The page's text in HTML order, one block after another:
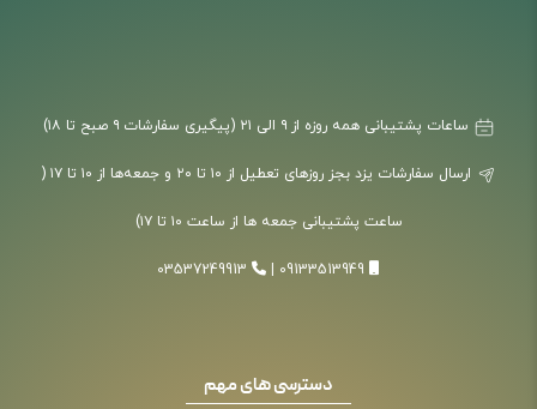
ارسال سفارشات یزد بجز روزهای تعطیل از ۱۰ تا ۲۰ و جمعه‌ها از ۱۰ تا ۱۷ (
ساعت پشتیبانی جمعه ها از ساعت ۱۰ تا ۱۷)
09133513949
03537249913
دسترسی های مهم